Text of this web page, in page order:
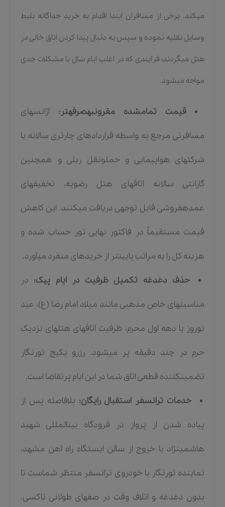
میکند. برخی از مسافران ابتدا اقدام به خرید جداگانه بلیط
وسایل نقلیه نموده و سپس به دنبال پیدا کردن اتاق خالی در
هتل میگردند؛ فرآیندی که در اغلب ایام سال با مشکلات جدی
مواجه میشود.
قیمت تمامشده مقرونبهصرفهتر: آژانسهای
مسافرتی مرجع به واسطه قراردادهای چارتری سالانه با
شرکتهای هواپیمایی و حملونقل ریلی و همچنین
گارانتی سالانه اتاقهای هتل رضویه، تخفیفهای
عمدهفروشی قابل توجهی دریافت میکنند. این کاهش
قیمت مستقیماً در فاکتور نهایی تور حساب شده و
هزینه کل را به مراتب پایینتر از خریدهای منفرد میآورد.
حذف دغدغه تکمیل ظرفیت در ایام پیک: در
مناسبتهای خاص مذهبی مانند میلاد امام رضا (ع)، عید
نوروز یا دهه اول محرم، ظرفیت اتاقهای هتلهای نزدیک
حرم در چند دقیقه پر میشود. رزرو پکیج تورنگار
تضمینکننده قطعی اتاق شما در این ایام پرتقاضا است.
خدمات ترانسفر استقبال رایگان: بلافاصله پس از
پیاده شدن از پرواز در فرودگاه بینالمللی شهید
هاشمینژاد یا خروج از سالن ایستگاه راه آهن مشهد،
نماینده تورنگار با خودروی ترانسفر منتظر شماست تا
بدون دغدغه و اتلاف وقت در صفهای طولانی تاکسی،